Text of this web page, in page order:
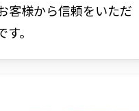
客様から信頼をいただ
。